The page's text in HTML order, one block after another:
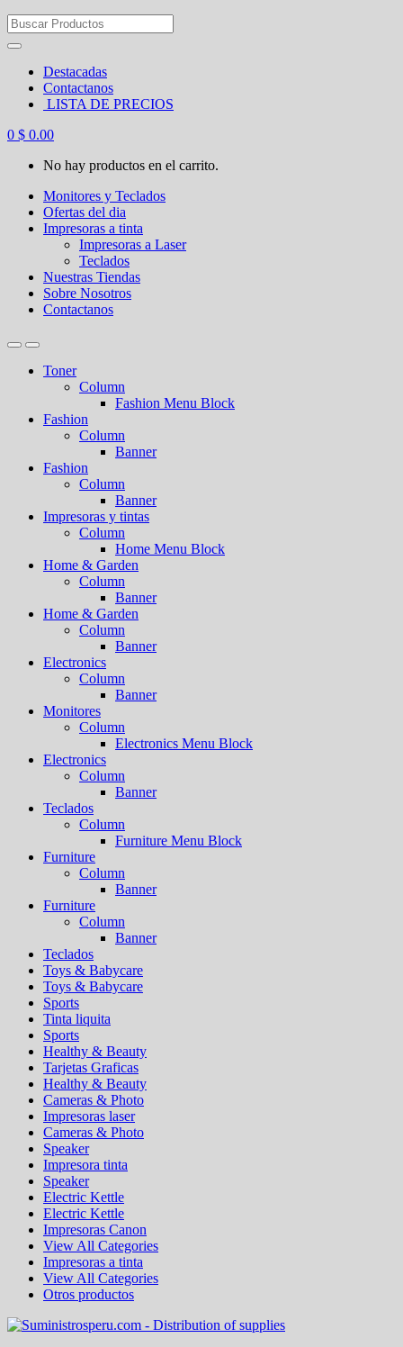
Search
for:
Destacadas
Contactanos
LISTA DE PRECIOS
0 $ 0.00
No hay productos en el carrito.
Monitores y Teclados
Ofertas del dia
Impresoras a tinta
Impresoras a Laser
Teclados
Nuestras Tiendas
Sobre Nosotros
Contactanos
Toner
Column
Fashion Menu Block
Fashion
Column
Banner
Fashion
Column
Banner
Impresoras y tintas
Column
Home Menu Block
Home & Garden
Column
Banner
Home & Garden
Column
Banner
Electronics
Column
Banner
Monitores
Column
Electronics Menu Block
Electronics
Column
Banner
Teclados
Column
Furniture Menu Block
Furniture
Column
Banner
Furniture
Column
Banner
Teclados
Toys & Babycare
Toys & Babycare
Sports
Tinta liquita
Sports
Healthy & Beauty
Tarjetas Graficas
Healthy & Beauty
Cameras & Photo
Impresoras laser
Cameras & Photo
Speaker
Impresora tinta
Speaker
Electric Kettle
Electric Kettle
Impresoras Canon
View All Categories
Impresoras a tinta
View All Categories
Otros productos